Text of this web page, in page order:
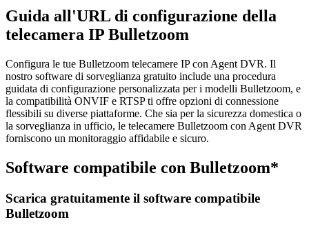
Guida all'URL di configurazione della
telecamera IP Bulletzoom
Configura le tue Bulletzoom telecamere IP con Agent DVR. Il
nostro software di sorveglianza gratuito include una procedura
guidata di configurazione personalizzata per i modelli Bulletzoom, e
la compatibilità ONVIF e RTSP ti offre opzioni di connessione
flessibili su diverse piattaforme. Che sia per la sicurezza domestica o
la sorveglianza in ufficio, le telecamere Bulletzoom con Agent DVR
forniscono un monitoraggio affidabile e sicuro.
Software compatibile con Bulletzoom*
Scarica gratuitamente il software compatibile
Bulletzoom